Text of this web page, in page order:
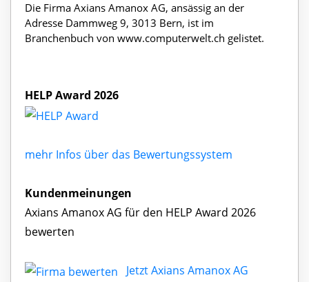
Die Firma Axians Amanox AG, ansässig an der
Adresse Dammweg 9, 3013 Bern, ist im
Branchenbuch von www.computerwelt.ch gelistet.
HELP Award 2026
mehr Infos über das Bewertungssystem
Kundenmeinungen
Axians Amanox AG für den HELP Award 2026
bewerten
Jetzt Axians Amanox AG